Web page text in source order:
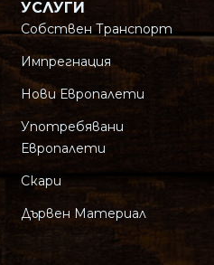
УСЛУГИ
Собствен Транспорт
Импрегнация
Нови Европалети
Употребявани
Европалети
Скари
Дървен Материал